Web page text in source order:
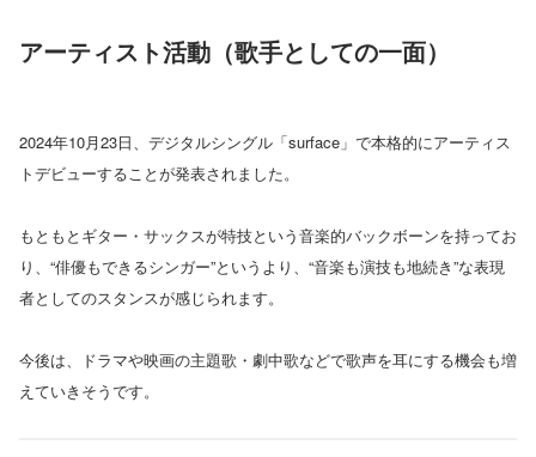
アーティスト活動（歌手としての一面）
2024年10月23日、デジタルシングル「surface」で本格的にアーティス
トデビューすることが発表されました。
もともとギター・サックスが特技という音楽的バックボーンを持ってお
り、“俳優もできるシンガー”というより、“音楽も演技も地続き”な表現
者としてのスタンスが感じられます。
今後は、ドラマや映画の主題歌・劇中歌などで歌声を耳にする機会も増
えていきそうです。